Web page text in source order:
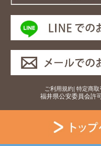
ご利用規約| 特定商取
福井県公安委員会許